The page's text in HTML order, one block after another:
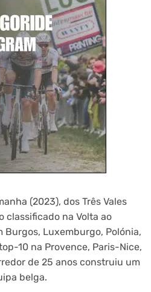
(2023), dos Três Vales
classificado na Volta ao
Luxemburgo, Polónia,
10 na Provence, Paris-Nice,
de 25 anos construiu um
belga.